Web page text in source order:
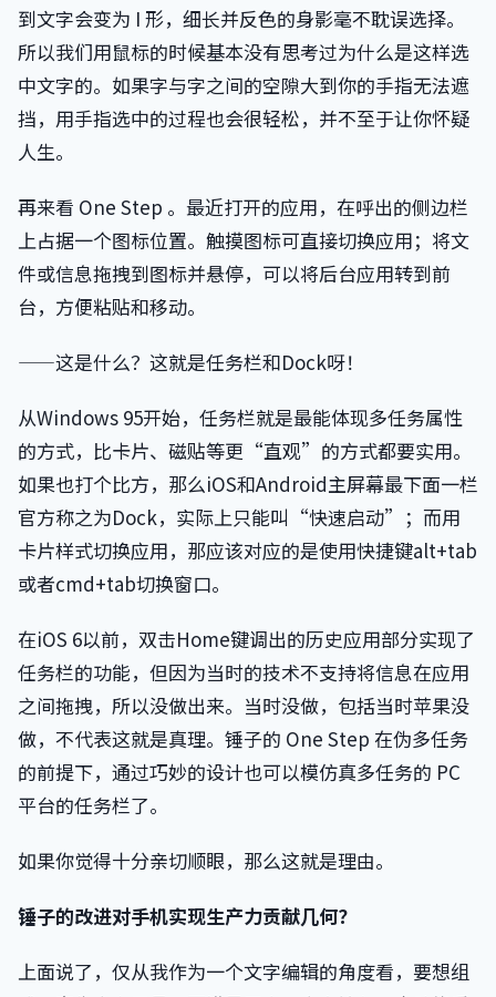
到文字会变为 I 形，细长并反色的身影毫不耽误选择。
所以我们用鼠标的时候基本没有思考过为什么是这样选
中文字的。如果字与字之间的空隙大到你的手指无法遮
挡，用手指选中的过程也会很轻松，并不至于让你怀疑
人生。
再来看 One Step 。最近打开的应用，在呼出的侧边栏
上占据一个图标位置。触摸图标可直接切换应用；将文
件或信息拖拽到图标并悬停，可以将后台应用转到前
台，方便粘贴和移动。
——这是什么？这就是任务栏和Dock呀！
从Windows 95开始，任务栏就是最能体现多任务属性
的方式，比卡片、磁贴等更“直观”的方式都要实用。
如果也打个比方，那么iOS和Android主屏幕最下面一栏
官方称之为Dock，实际上只能叫“快速启动”；而用
卡片样式切换应用，那应该对应的是使用快捷键alt+tab
或者cmd+tab切换窗口。
在iOS 6以前，双击Home键调出的历史应用部分实现了
任务栏的功能，但因为当时的技术不支持将信息在应用
之间拖拽，所以没做出来。当时没做，包括当时苹果没
做，不代表这就是真理。锤子的 One Step 在伪多任务
的前提下，通过巧妙的设计也可以模仿真多任务的 PC
平台的任务栏了。
如果你觉得十分亲切顺眼，那么这就是理由。
锤子的改进对手机实现生产力贡献几何？
上面说了，仅从我作为一个文字编辑的角度看，要想组